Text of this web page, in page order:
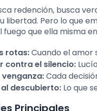
redención, busca
libertad. Pero lo que
fuego que ella misma
rotas:Cuando el amor
contra el silencio:
Cada
descubierto: Lo que
Principales